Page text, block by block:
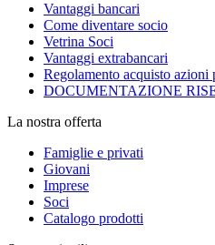
Vantaggi bancari
Come diventare socio
Vetrina Soci
Vantaggi extrabancari
Regolamento acquisto azioni
DOCUMENTAZIONE
La nostra offerta
Famiglie e privati
Giovani
Imprese
Soci
Catalogo prodotti